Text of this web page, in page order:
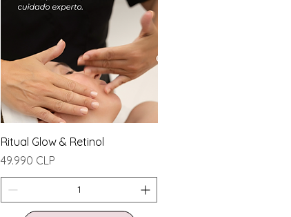
Vista rápida
Ritual Glow & Retinol
Precio
49.990 CLP